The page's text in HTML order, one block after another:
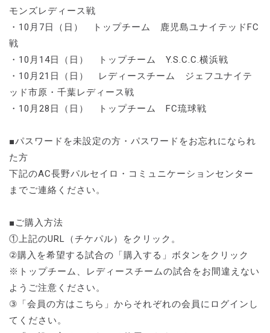
モンズレディース戦
・10月7日（日） トップチーム 鹿児島ユナイテッドFC
戦
・10月14日（日） トップチーム Y.S.C.C.横浜戦
・10月21日（日） レディースチーム ジェフユナイテ
ッド市原・千葉レディース戦
・10月28日（日） トップチーム FC琉球戦
■パスワードを未設定の方・パスワードをお忘れになられ
た方
下記のAC長野パルセイロ・コミュニケーションセンター
までご連絡ください。
■ご購入方法
①上記のURL（チケパル）をクリック。
②購入を希望する試合の「購入する」ボタンをクリック
※トップチーム、レディースチームの試合をお間違えない
ようご注意ください。
③「会員の方はこちら」からそれぞれの会員にログインし
てください。